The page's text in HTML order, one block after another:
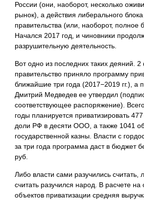
России (они, наоборот, несколько
рынок), а действия либерального блока
правительства (или, наоборот, полное
Начался 2017 год, и чиновники
разрушительную деятельность.
Вот одно из последних таких деяний.
правительство приняло программу
ближайшие три года (2017−2019 гг.), а
Дмитрий Медведев ее утвердил
соответствующее распоряжение).
годы планируется приватизировать
доли РФ в десяти ООО, а также 1041
государственной казны. Власти с
за три года программа даст в бюджет
руб.
Либо власти сами разучились считать,
считать разучился народ. В расчете на
объектов приватизации средняя